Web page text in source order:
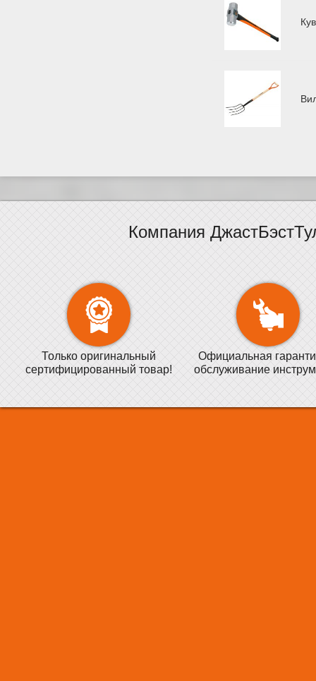
Компания
Только оригинальный
сертифицированный товар!
Официальная
обслуживание